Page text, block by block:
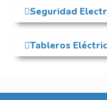
Seguridad
Tableros